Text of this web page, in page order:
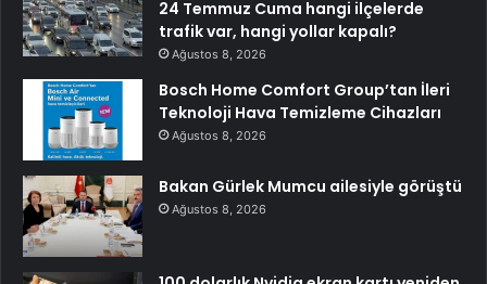
24 Temmuz Cuma hangi ilçelerde
trafik var, hangi yollar kapalı?
Ağustos 8, 2026
Bosch Home Comfort Group’tan İleri
Teknoloji Hava Temizleme Cihazları
Ağustos 8, 2026
Bakan Gürlek Mumcu ailesiyle görüştü
Ağustos 8, 2026